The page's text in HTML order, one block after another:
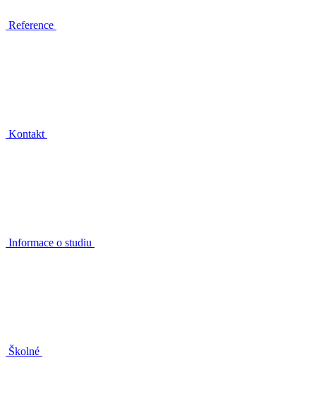
Reference
Kontakt
Informace o studiu
Školné